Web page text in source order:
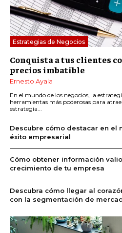
Estrategias de Negocios
Conquista a tus clientes
precios imbatible
Ernesto Ayala
En el mundo de los negocios, la
herramientas más poderosas para
estrategia...
Descubre cómo destacar en el
éxito empresarial
Cómo obtener información
crecimiento de tu empresa
Descubra cómo llegar al
con la segmentación de